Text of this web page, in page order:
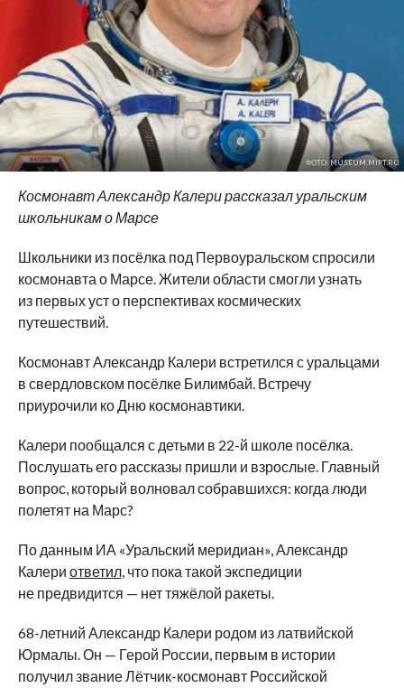
ФОТО: MUSEUM.MIPT.RU
Космонавт Александр Калери рассказал уральским
школьникам о Марсе
Школьники из посёлка под Первоуральском спросили
космонавта о Марсе. Жители области смогли узнать
из первых уст о перспективах космических
путешествий.
Космонавт Александр Калери встретился суральцами
в свердловском посёлке Билимбай. Встречу
приурочили ко Дню космонавтики.
Калери пообщался с детьми в 22-й школе посёлка.
Послушать его рассказы пришли и взрослые. Главный
вопрос, который волновал собравшихся: когда люди
полетят на Марс?
По данным ИА «Уральский меридиан», Александр
Калери ответил, что пока такой экспедиции
не предвидится — нет тяжёлой ракеты.
68-летний Александр Калери родом из латвийской
Юрмалы. Он — Герой России, первым в истории
получил звание Лётчик-космонавтРоссийской